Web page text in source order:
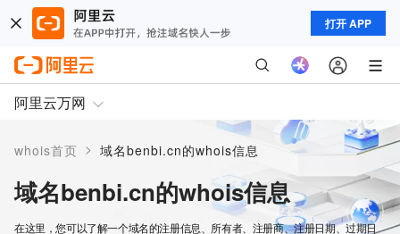
打开 APP
阿里云万网
whois首页 > 域名benbi.cn的whois信息
域名benbi.cn的whois信息
在这里，您可以了解一个域名的注册信息、所有者、注册商、注册日期、过期日